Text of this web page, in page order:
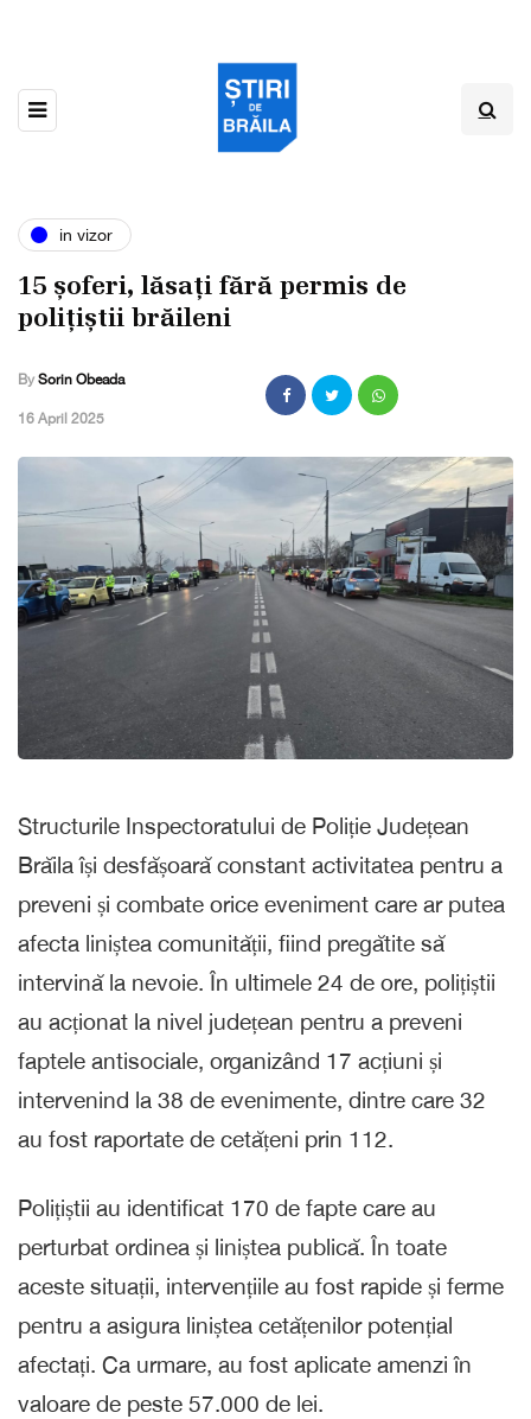
in vizor
15 șoferi, lăsați fără permis de
polițiștii brăileni
By Sorin Obeada
,16 April 2025
Structurile Inspectoratului de Poliție Județean
Brăila își desfășoară constant activitatea pentru a
preveni și combate orice eveniment care ar putea
afecta liniștea comunității, fiind pregătite să
intervină la nevoie. În ultimele 24 de ore, polițiștii
au acționat la nivel județean pentru a preveni
faptele antisociale, organizând 17 acțiuni și
intervenind la 38 de evenimente, dintre care 32
au fost raportate de cetățeni prin 112.
Polițiștii au identificat 170 de fapte care au
perturbat ordinea și liniștea publică. În toate
aceste situații, intervențiile au fost rapide și ferme
pentru a asigura liniștea cetățenilor potențial
afectați. Ca urmare, au fost aplicate amenzi în
valoare de peste 57.000 de lei.